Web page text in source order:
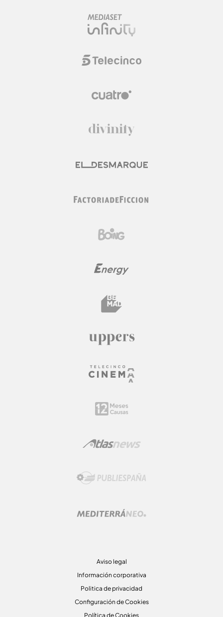
Aviso legal
Información corporativa
Politica de privacidad
Configuración de Cookies
Política de Cookies